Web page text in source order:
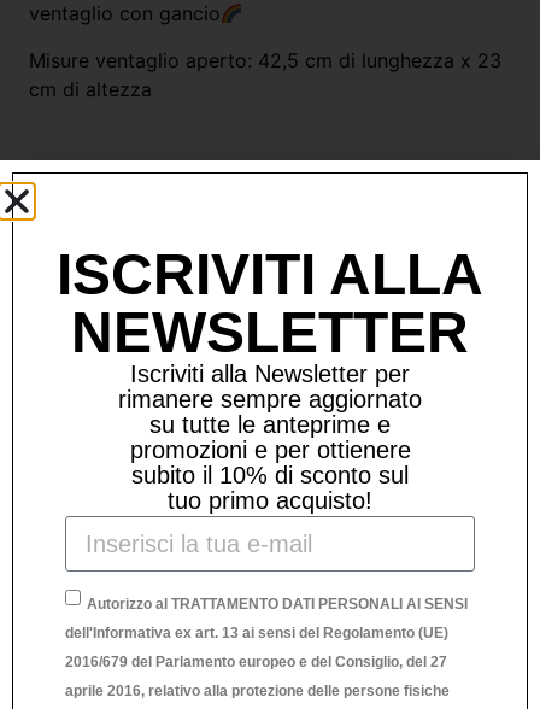
ventaglio con gancio
Misure ventaglio aperto: 42,5 cm di lunghezza x 23
cm di altezza
ISCRIVITI ALLA
NEWSLETTER
Iscriviti alla Newsletter per
rimanere sempre aggiornato
su tutte le anteprime e
promozioni e per ottienere
subito il 10% di sconto sul
tuo primo acquisto!
Autorizzo al TRATTAMENTO DATI PERSONALI AI SENSI
dell'Informativa ex art. 13 ai sensi del Regolamento (UE)
2016/679 del Parlamento europeo e del Consiglio, del 27
aprile 2016, relativo alla protezione delle persone fisiche